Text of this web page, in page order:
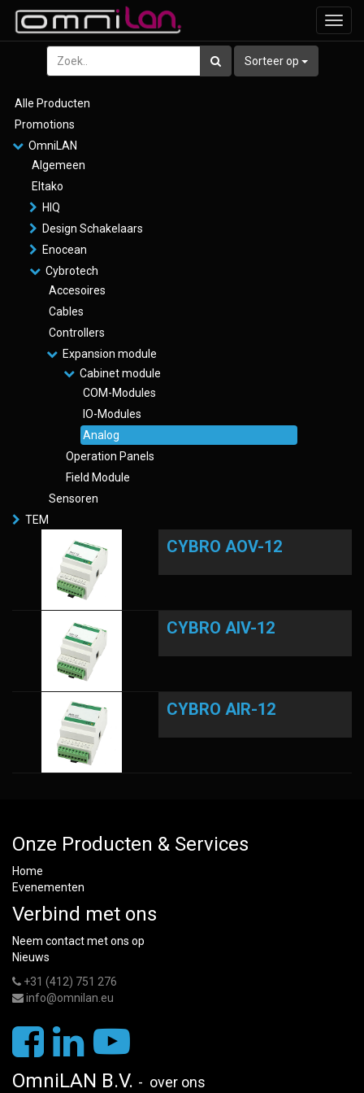
Sorteer op
Alle Producten
Promotions
OmniLAN
Algemeen
Eltako
HIQ
Design Schakelaars
Enocean
Cybrotech
Accesoires
Cables
Controllers
Expansion module
Cabinet module
COM-Modules
IO-Modules
Analog
Operation Panels
Field Module
Sensoren
TEM
CYBRO AOV-12
CYBRO AIV-12
CYBRO AIR-12
Onze Producten & Services
Home
Evenementen
Verbind met ons
Neem contact met ons op
Nieuws
+31 (412) 751 276
info@omnilan.eu
OmniLAN B.V. - over ons